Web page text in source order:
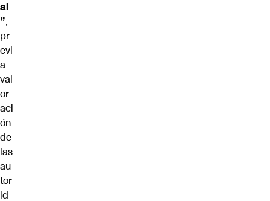
al
”,
pr
evi
a
val
or
aci
ón
de
las
au
tor
id